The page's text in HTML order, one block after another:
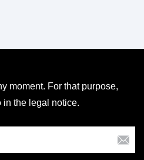
moment. For that purpose,
in the legal notice.